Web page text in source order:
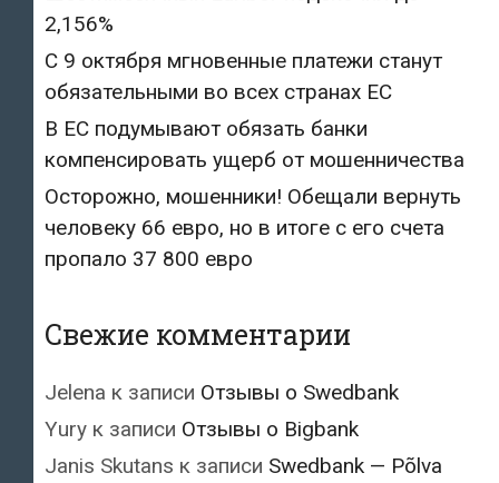
2,156%
С 9 октября мгновенные платежи станут
обязательными во всех странах ЕС
В ЕС подумывают обязать банки
компенсировать ущерб от мошенничества
Осторожно, мошенники! Обещали вернуть
человеку 66 евро, но в итоге с его счета
пропало 37 800 евро
Свежие комментарии
Jelena к записи Отзывы о Swedbank
Yury к записи Отзывы о Bigbank
Janis Skutans к записи Swedbank — Põlva